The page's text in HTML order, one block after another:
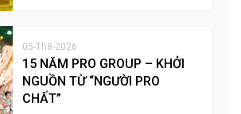
05-Th8-2026
15 NĂM PRO GROUP – KHỞI
NGUỒN TỪ “NGƯỜI PRO
CHẤT”